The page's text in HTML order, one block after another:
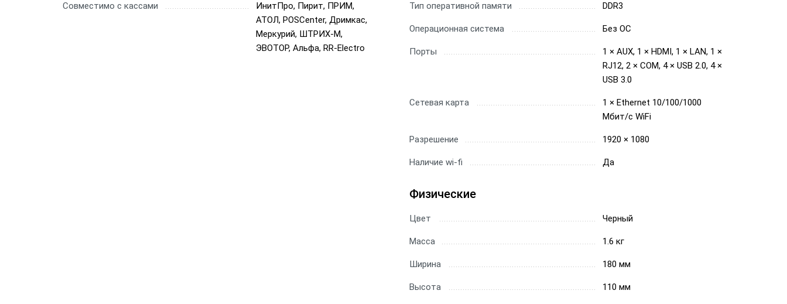
Совместимо с кассами
ИнитПро, Пирит, ПРИМ,
АТОЛ, POSCenter, Дримкас,
Меркурий, ШТРИХ-М,
ЭВОТОР, Альфа, RR-Electro
Тип оперативной памяти DDR3
Операционная система Без ОС
Порты
1 × AUX, 1 × HDMI, 1 × LAN, 1 ×
RJ12, 2 × COM, 4 × USB 2.0, 4 ×
USB 3.0
Сетевая карта
1 × Ethernet 10/100/1000
Мбит/с WiFi
Разрешение 1920 × 1080
Наличие wi-fi Да
Физические
Цвет Черный
Масса 1.6 кг
Ширина 180 мм
Высота 110 мм